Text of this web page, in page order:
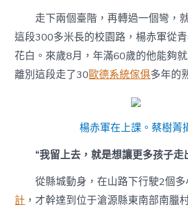
走下兩個臺階，再轉過一個彎，
這段300多米長的校園路，楊赤軍從
花白。來歲8月，年滿60歲的他能夠就
離別這段走了30歐德系統傢俱多年的
楊赤軍在上課。蔡樹菁
“我留上去，就是想讓更多孩子走
從縣城動身，在山路下行駛2個
計 ，才幹達到位于滄源縣東南部南臘